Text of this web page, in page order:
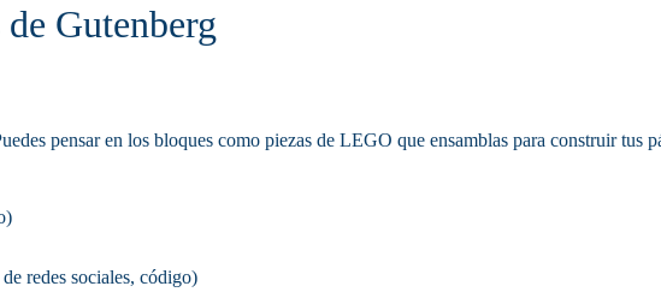
Gutenberg
pensar en los bloques como piezas de LEGO que ensamblas para construir tus
redes sociales, código)